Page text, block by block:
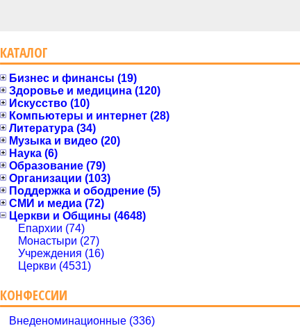
КАТАЛОГ
Бизнес и финансы (19)
Здоровье и медицина (120)
Искусство (10)
Компьютеры и интернет (28)
Литература (34)
Музыка и видео (20)
Наука (6)
Образование (79)
Организации (103)
Поддержка и ободрение (5)
СМИ и медиа (72)
Церкви и Общины (4648)
Епархии (74)
Монастыри (27)
Учреждения (16)
Церкви (4531)
КОНФЕССИИ
Внеденоминационные (336)